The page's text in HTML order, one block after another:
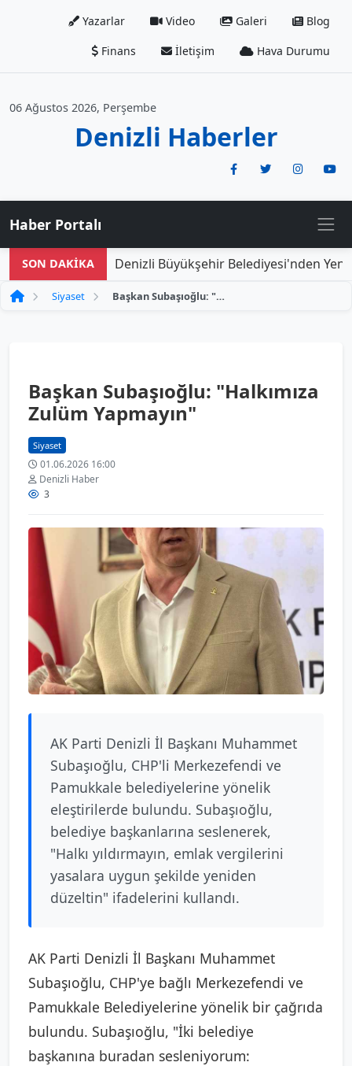
Yazarlar Video Galeri
Blog
Finans
İletişim Hava Durumu
06 Ağustos 2026, Perşembe
Denizli Haberler
Haber Portalı
SON DAKİKA Denizli Büyükşehir Belediyesi'nden Yeni
Siyaset Başkan Subaşıoğlu: "Halkımıza Zulüm Yapmayın"
Başkan Subaşıoğlu: "Halkımıza
Zulüm Yapmayın"
Siyaset
01.06.2026 16:00
Denizli Haber
3
AK Parti Denizli İl Başkanı Muhammet
Subaşıoğlu, CHP'li Merkezefendi ve
Pamukkale belediyelerine yönelik
eleştirilerde bulundu. Subaşıoğlu,
belediye başkanlarına seslenerek,
"Halkı yıldırmayın, emlak vergilerini
yasalara uygun şekilde yeniden
düzeltin" ifadelerini kullandı.
AK Parti Denizli İl Başkanı Muhammet
Subaşıoğlu, CHP'ye bağlı Merkezefendi ve
Pamukkale Belediyelerine yönelik bir çağrıda
bulundu. Subaşıoğlu, "İki belediye
başkanına buradan sesleniyorum: